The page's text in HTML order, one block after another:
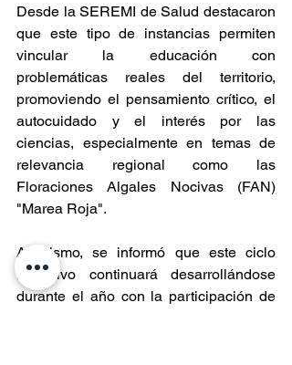
Desde la SEREMI de Salud destacaron
que este tipo de instancias permiten
vincular la educación con
problemáticas reales del territorio,
promoviendo el pensamiento crítico, el
autocuidado y el interés por las
ciencias, especialmente en temas de
relevancia regional como las
Floraciones Algales Nocivas (FAN)
"Marea Roja".
Asimismo, se informó que este ciclo
formativo continuará desarrollándose
durante el año con la participación de